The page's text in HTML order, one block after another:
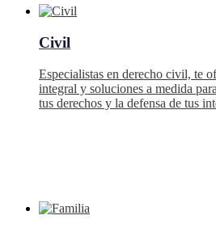
Civil
Especialistas en derecho civil, te
integral y soluciones a medida
tus derechos y la defensa de tus